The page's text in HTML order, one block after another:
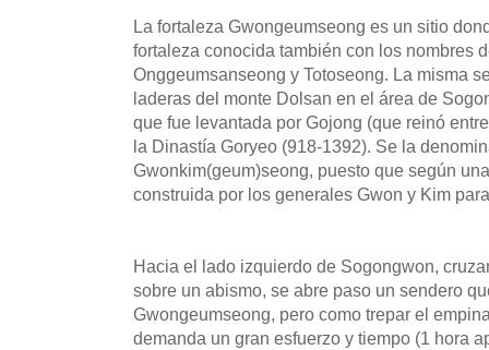
La fortaleza Gwongeumseong es un sitio
fortaleza conocida también con los nombres
Onggeumsanseong y Totoseong. La misma
laderas del monte Dolsan en el área de
que fue levantada por Gojong (que reinó
la Dinastía Goryeo (918-1392). Se la
Gwonkim(geum)seong, puesto que según
construida por los generales Gwon y Kim
Hacia el lado izquierdo de Sogongwon,
sobre un abismo, se abre paso un sendero
Gwongeumseong, pero como trepar el
demanda un gran esfuerzo y tiempo (1 hora